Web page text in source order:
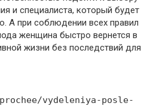
и специалиста, который будет
А при соблюдении всех правил
женщина быстро вернется в
жизни без последствий для
vydeleniya-posle-